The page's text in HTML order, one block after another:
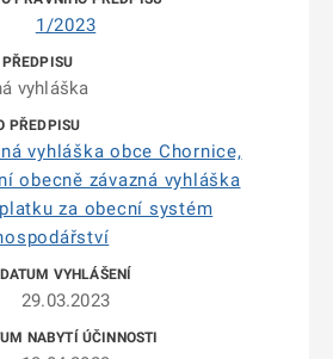
1/2023
vyhláška
vyhláška obce Chornice,
obecně závazná vyhláška
za obecní systém
29.03.2023